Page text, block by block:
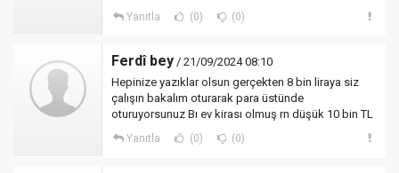
Yanıtla (0) (0)
Ferdî bey / 21/09/2024 08:10
Hepinize yazıklar olsun gerçekten 8 bin liraya siz
çalışın bakalım oturarak para üstünde
oturuyorsunuz Bı ev kirası olmuş rn düşük 10 bin TL
Yanıtla (0) (0)